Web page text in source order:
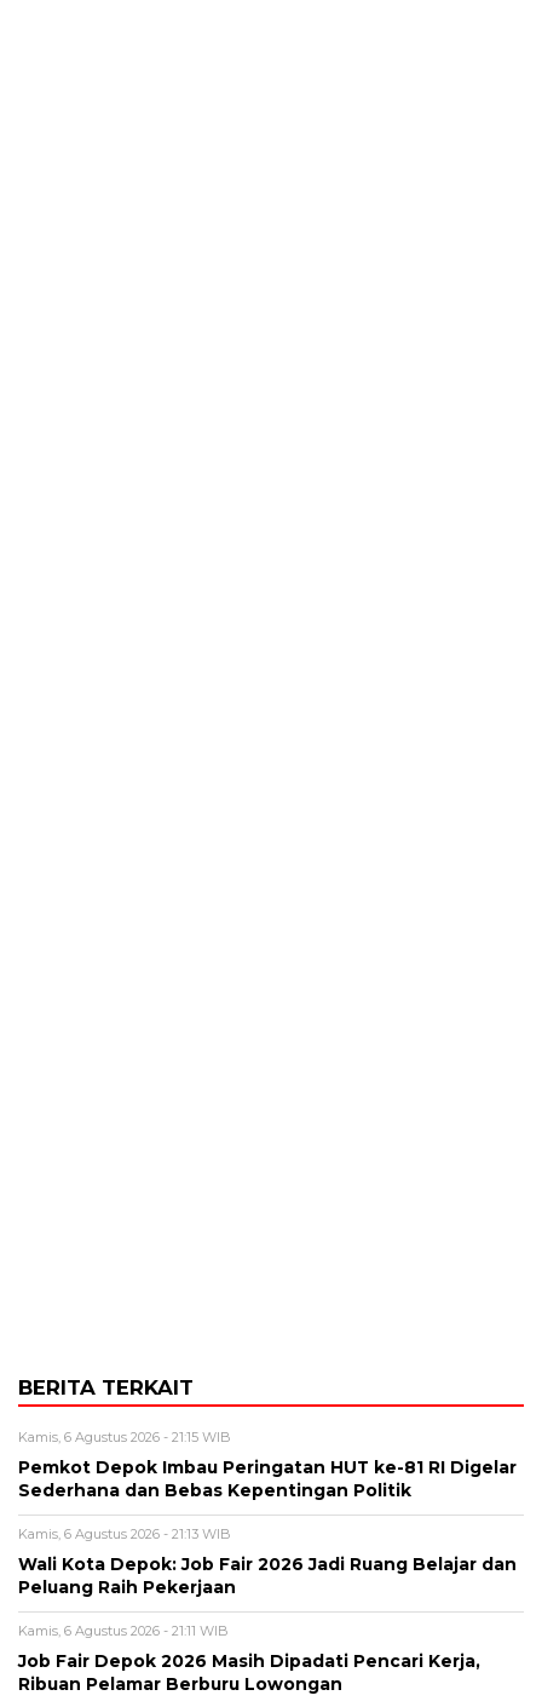
BERITA TERKAIT
Kamis, 6 Agustus 2026 - 21:15 WIB
Pemkot Depok Imbau Peringatan HUT ke-81 RI Digelar
Sederhana dan Bebas Kepentingan Politik
Kamis, 6 Agustus 2026 - 21:13 WIB
Wali Kota Depok: Job Fair 2026 Jadi Ruang Belajar dan
Peluang Raih Pekerjaan
Kamis, 6 Agustus 2026 - 21:11 WIB
Job Fair Depok 2026 Masih Dipadati Pencari Kerja,
Ribuan Pelamar Berburu Lowongan